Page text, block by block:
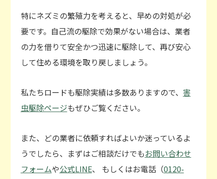
特にネズミの繁殖力を考えると、早めの対処が必
要です。自己流の駆除で効果がない場合は、業者
の力を借りて安全かつ迅速に駆除して、再び安心
して住める環境を取り戻しましょう。
私たちロードも駆除実績は多数ありますので、 害
虫駆除ページもぜひご覧ください。
また、どの業者に依頼すればよいか迷っているよ
うでしたら、まずはご相談だけでもお問い合わせ
フォームや公式LINE、 もしくはお電話（0120-